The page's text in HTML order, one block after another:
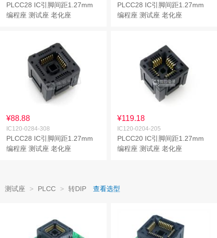
PLCC28 IC引脚间距1.27mm
编程座 测试座 老化座
PLCC28 IC引脚间距1.27mm
编程座 测试座 老化座
¥88.88
IC120-0284-308
PLCC28 IC引脚间距1.27mm
编程座 测试座 老化座
¥119.18
IC120-0204-205
PLCC20 IC引脚间距1.27mm
编程座 测试座 老化座
测试座 > PLCC > 转DIP 查看选型